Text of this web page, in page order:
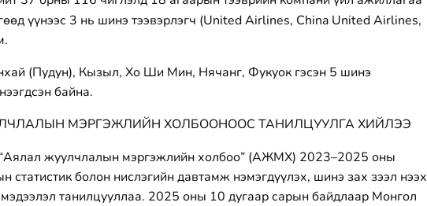
үүнээс 3 нь шинэ тээвэрлэгч (United Airlines, China United Airlines,
(Пудун), Кызыл, Хо Ши Мин, Нячанг, Фукуок гэсэн 5 шинэ
байна.
МЭРГЭЖЛИЙН ХОЛБООНООС ТАНИЛЦУУЛГА ХИЙЛЭЭ
жуулчлалын мэргэжлийн холбоо” (АЖМХ) 2023–2025 оны
статистик болон нислэгийн давтамж нэмэгдүүлэх, шинэ зах зээл нээх
танилцууллаа. 2025 оны 10 дугаар сарын байдлаар Монгол